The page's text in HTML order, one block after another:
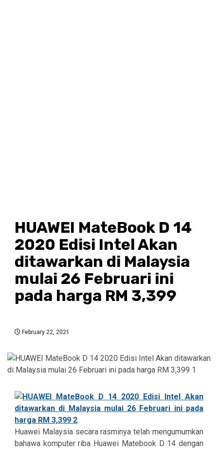
HUAWEI MateBook D 14
2020 Edisi Intel Akan
ditawarkan di Malaysia
mulai 26 Februari ini
pada harga RM 3,399
February 22, 2021
Huawei Malaysia secara rasminya telah mengumumkan
bahawa komputer riba Huawei Matebook D 14 dengan